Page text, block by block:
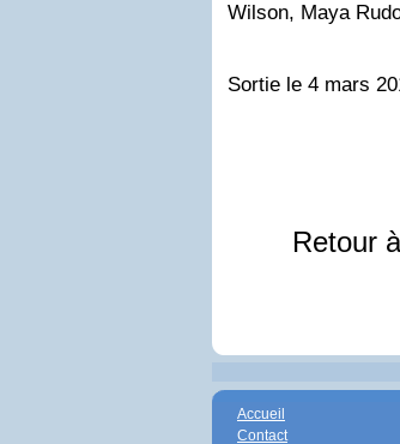
Wilson, Maya
Sortie le 4 mars
Retour
Accueil
Contact